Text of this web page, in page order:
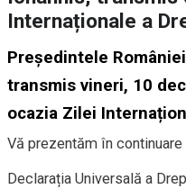
Internaționale a
Președintele
transmis vineri, 10
ocazia Zilei
Vă prezentăm în
Declarația Universală a